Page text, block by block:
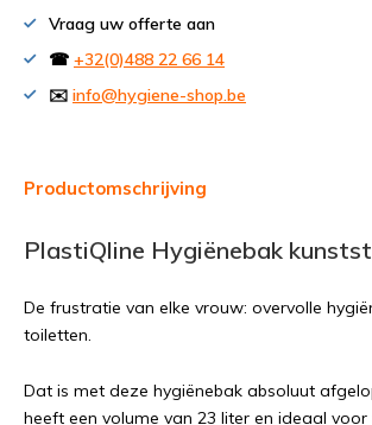
Vraag uw offerte aan
☎ +32(0)488 22 66 14
✉️ info@hygiene-shop.be
Productomschrijving
PlastiQline Hygiënebak
De frustratie van elke vrouw: overvolle
toiletten.
Dat is met deze hygiënebak absoluut
heeft een volume van 23 liter en ideaal